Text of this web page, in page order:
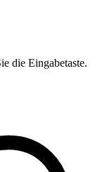
die Eingabetaste.